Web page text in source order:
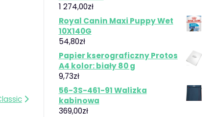
1 274,00zł
Royal Canin Maxi Puppy Wet
10X140G
54,80zł
Papier kserograficzny Protos
A4 kolor: biały 80 g
9,73zł
56-3S-461-91 Walizka
kabinowa
369,00zł